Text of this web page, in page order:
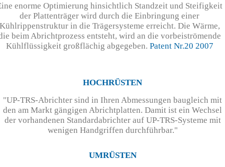
enorme Optimierung hinsichtlich Standzeit und Steifigkeit
der Plattenträger wird durch die Einbringung einer
in die Trägersysteme erreicht. Die Wärme,
beim Abrichtprozess entsteht, wird an die vorbeiströmende
Kühlflüssigkeit großflächig abgegeben. Patent Nr.20 2007
HOCHRÜSTEN
"UP-TRS-Abrichter sind in Ihren Abmessungen baugleich mit
den am Markt gängigen Abrichtplatten. Damit ist ein Wechsel
der vorhandenen Standardabrichter auf UP-TRS-Systeme mit
wenigen Handgriffen durchführbar."
UMRÜSTEN